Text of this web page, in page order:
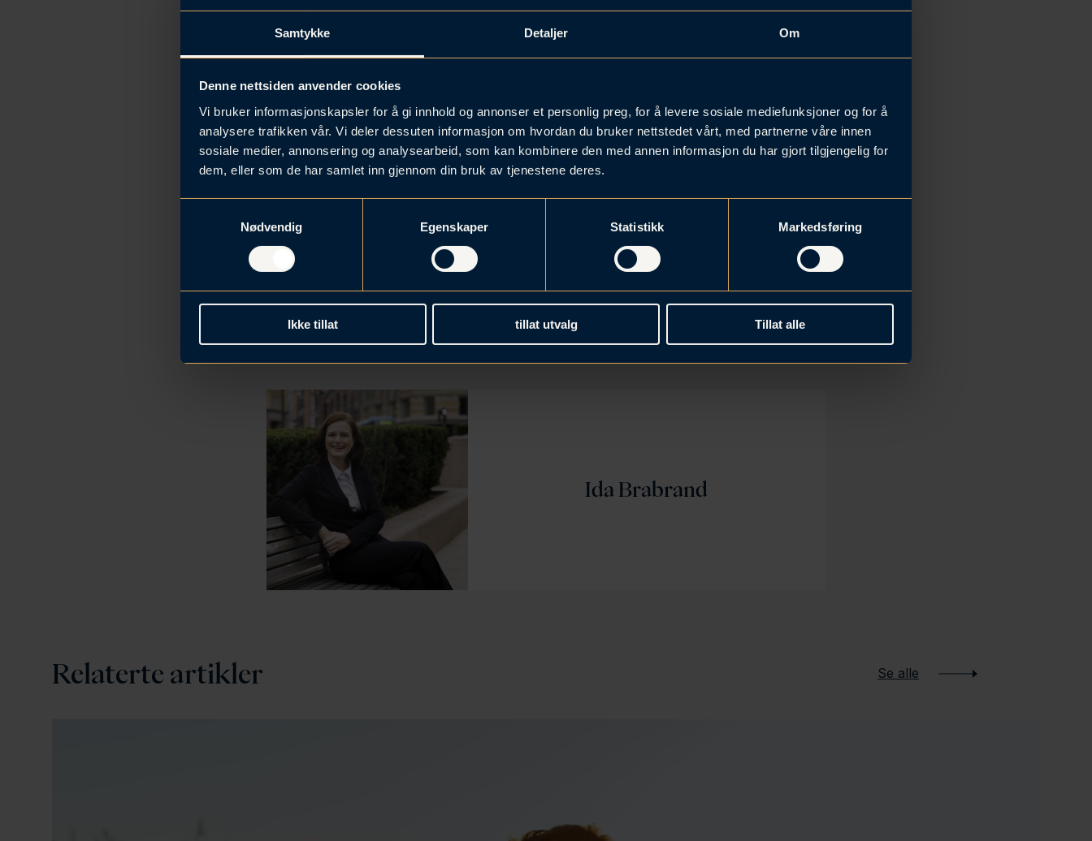
Samtykke Detaljer Om
Denne nettsiden anvender cookies
Vi bruker informasjonskapsler for å gi innhold og annonser et personlig preg, for å levere sosiale mediefunksjoner og for å
analysere trafikken vår. Vi deler dessuten informasjon om hvordan du bruker nettstedet vårt, med partnerne våre innen
sosiale medier, annonsering og analysearbeid, som kan kombinere den med annen informasjon du har gjort tilgjengelig for
dem, eller som de har samlet inn gjennom din bruk av tjenestene deres.
v
Nødvendig Egenskaper Statistikk Markedsføring
Ikke tillat tillat utvalg Tillat alle
Kontakt
Kristine N. Slotnæs
Ida Brabrand
Relaterte artikler Se alle